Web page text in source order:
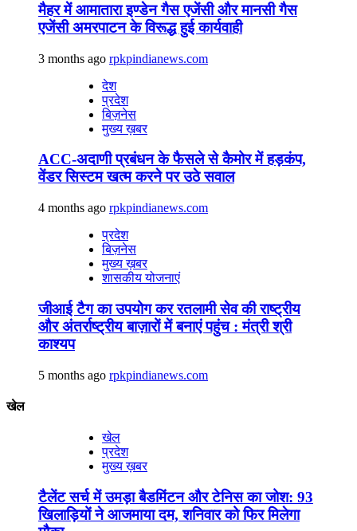
मैहर में आमातारा इण्डेन गैस एजेंसी और मानसी गैस
एजेंसी अमरपाटन के विरूद्ध हुई कार्यवाही
3 months ago rpkpindianews.com
देश
प्रदेश
बिज़नेस
मुख्य ख़बर
ACC-अदाणी प्रबंधन के फैसले से कैमोर में हड़कंप,
वेंडर सिस्टम खत्म करने पर उठे सवाल
4 months ago rpkpindianews.com
प्रदेश
बिज़नेस
मुख्य ख़बर
शासकीय योजनाएं
जीआई टैग का उपयोग कर रतलामी सेव की राष्ट्रीय
और अंतर्राष्ट्रीय बाज़ारों में बनाएं पहुंच : मंत्री श्री
काश्यप
5 months ago rpkpindianews.com
खेल
खेल
प्रदेश
मुख्य ख़बर
टैलेंट सर्च में उमड़ा बैडमिंटन और टेनिस का जोश: 93
खिलाड़ियों ने आजमाया दम, शनिवार को फिर मिलेगा